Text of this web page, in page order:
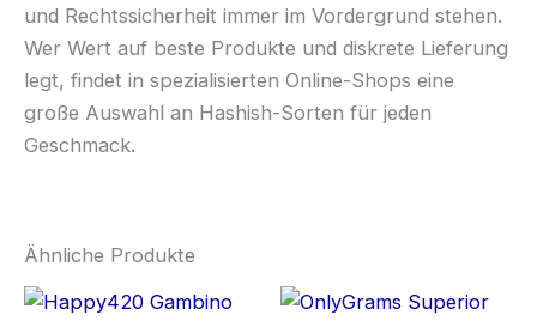
und Rechtssicherheit immer im Vordergrund stehen.
Wer Wert auf beste Produkte und diskrete Lieferung
legt, findet in spezialisierten Online-Shops eine
große Auswahl an Hashish-Sorten für jeden
Geschmack.
Ähnliche Produkte